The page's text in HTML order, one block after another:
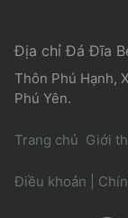
Địa chỉ Đá Đĩa
Thôn Phú Hạnh,
Phú Yên.
Trang chủ Giới
Điều khoản